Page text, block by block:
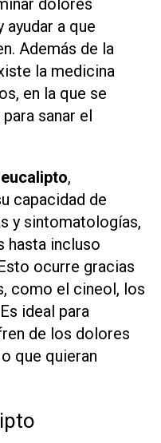
ayudar a que
Además de la
la medicina
en la que se
sanar el
eucalipto,
capacidad de
y sintomatologías,
hasta incluso
ocurre gracias
como el cineol, los
ideal para
de los dolores
que quieran